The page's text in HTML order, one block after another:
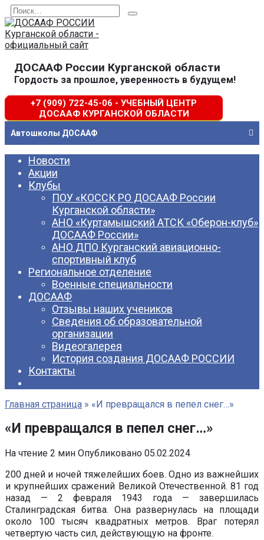
Перейти
к
содержанию
Search
for:
ДОСААФ России Курганской области
Гордость за прошлое, уверенность в будущем!
+7 (909) 722-45-06 - УЧЕБНЫЙ ЦЕНТР
ДОСААФ КУРГАНСКОЙ ОБЛАСТИ
Автошколы ДОСААФ
Новости
Акции
Клубы
ПОУ «КОССК РО ДОСААФ России
Курганской области»
АНО «Куртамышский АТСК «Оберон-клуб»
ДОСААФ России»
АНО ДПО Курганский авиационно-
спортивный клуб
Региональное отделение
Военные специальности
ДОСААФ
Отзывы наших учеников
Сведения об образовательной
организации
Видеогалерея
История создания ДОСААФ РОССИИ
Контакты
Главная страница » «И превращался в пепел снег…»
«И превращался в пепел снег…»
На чтение 2 мин Опубликовано 05.02.2024
200 дней и ночей тяжелейших боев. Одно из важнейших
и крупнейших сражений Великой Отечественной. 81 год
назад — 2 февраля 1943 года — завершилась
Сталинградская битва. Она развернулась на площади
около 100 тысяч квадратных метров. Враг потерял
четвертую часть сил, действующую на фронте.